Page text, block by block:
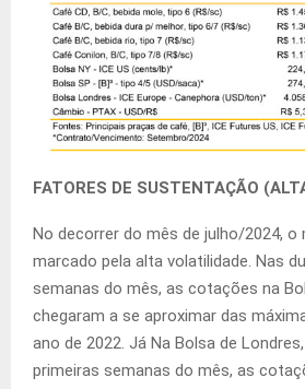
FATORES DE SUSTENTAÇÃO
No decorrer do mês de julho/2024, o
marcado pela alta volatilidade. Nas
semanas do mês, as cotações na
chegaram a se aproximar das
ano de 2022. Já Na Bolsa de
primeiras semanas do mês, as